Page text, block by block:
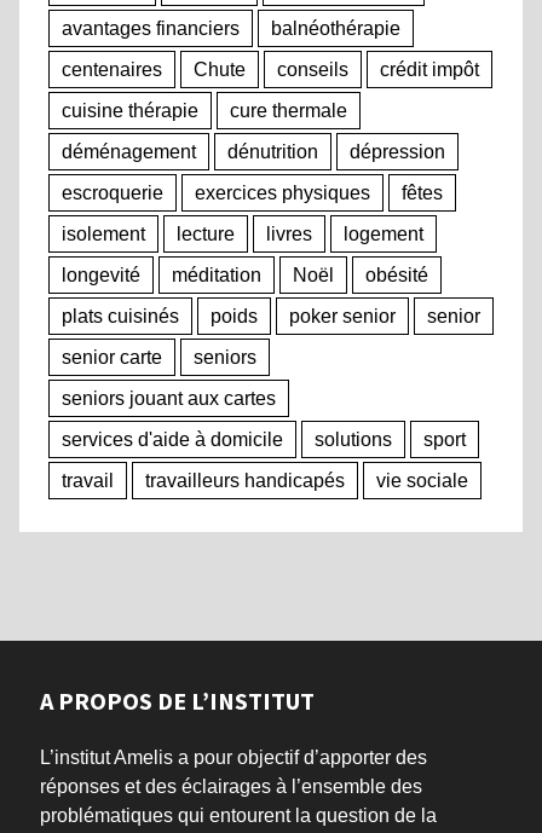
avantages financiers
balnéothérapie
centenaires
Chute conseils
crédit impôt
cuisine thérapie
cure thermale
déménagement
dénutrition
dépression
escroquerie
exercices physiques
fêtes
isolement
lecture livres
logement
longevité
méditation Noël
obésité
plats cuisinés
poids poker senior
senior
senior carte
seniors
seniors jouant aux cartes
services d'aide à domicile
solutions
sport
travail
travailleurs handicapés vie sociale
A PROPOS DE L’INSTITUT
L’institut Amelis a pour objectif d’apporter des
réponses et des éclairages à l’ensemble des
problématiques qui entourent la question de la